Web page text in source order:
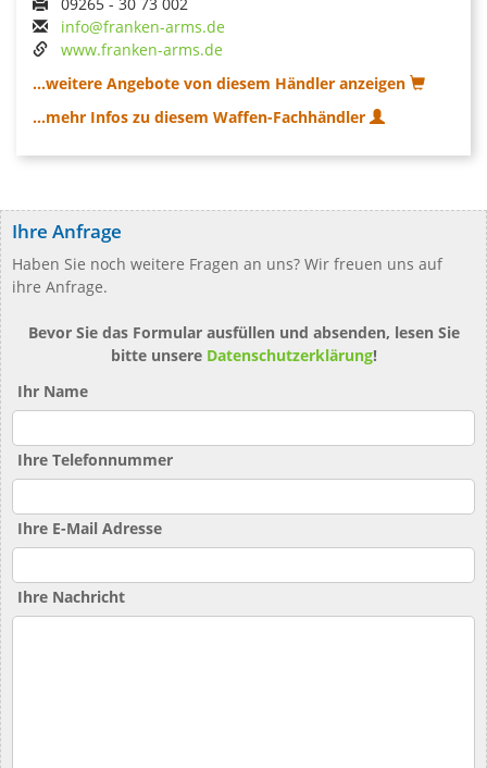
info@franken-arms.de
www.franken-arms.de
...weitere Angebote von diesem Händler anzeigen
...mehr Infos zu diesem Waffen-Fachhändler
Ihre Anfrage
Haben Sie noch weitere Fragen an uns? Wir freuen uns auf
ihre Anfrage.
Bevor Sie das Formular ausfüllen und absenden, lesen Sie
bitte unsere Datenschutzerklärung!
Ihr Name
Ihre Telefonnummer
Ihre E-Mail Adresse
Ihre Nachricht